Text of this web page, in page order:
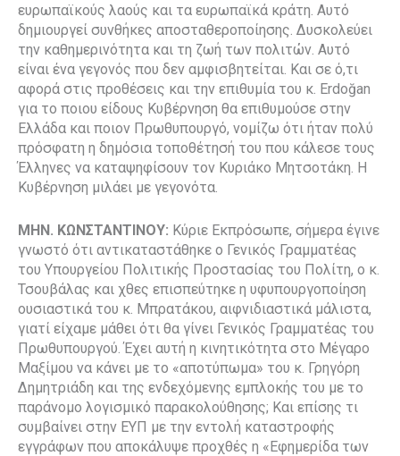
ευρωπαϊκούς λαούς και τα ευρωπαϊκά κράτη. Αυτό
δημιουργεί συνθήκες αποσταθεροποίησης. Δυσκολεύει
την καθημερινότητα και τη ζωή των πολιτών. Αυτό
είναι ένα γεγονός που δεν αμφισβητείται. Και σε ό,τι
αφορά στις προθέσεις και την επιθυμία του κ. Erdoğan
για το ποιου είδους Κυβέρνηση θα επιθυμούσε στην
Ελλάδα και ποιον Πρωθυπουργό, νομίζω ότι ήταν πολύ
πρόσφατη η δημόσια τοποθέτησή του που κάλεσε τους
Έλληνες να καταψηφίσουν τον Κυριάκο Μητσοτάκη. Η
Κυβέρνηση μιλάει με γεγονότα.
ΜΗΝ. ΚΩΝΣΤΑΝΤΙΝΟΥ: Κύριε Εκπρόσωπε, σήμερα έγινε
γνωστό ότι αντικαταστάθηκε ο Γενικός Γραμματέας
του Υπουργείου Πολιτικής Προστασίας του Πολίτη, ο κ.
Τσουβάλας και χθες επισπεύτηκε η υφυπουργοποίηση
ουσιαστικά του κ. Μπρατάκου, αιφνιδιαστικά μάλιστα,
γιατί είχαμε μάθει ότι θα γίνει Γενικός Γραμματέας του
Πρωθυπουργού. Έχει αυτή η κινητικότητα στο Μέγαρο
Μαξίμου να κάνει με το «αποτύπωμα» του κ. Γρηγόρη
Δημητριάδη και της ενδεχόμενης εμπλοκής του με το
παράνομο λογισμικό παρακολούθησης; Και επίσης τι
συμβαίνει στην ΕΥΠ με την εντολή καταστροφής
εγγράφων που αποκάλυψε προχθές η «Εφημερίδα των